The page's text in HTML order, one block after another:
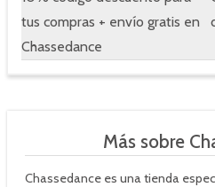
tus compras + envío gratis en
Chassedance
Más sobre
Chassedance es una tienda